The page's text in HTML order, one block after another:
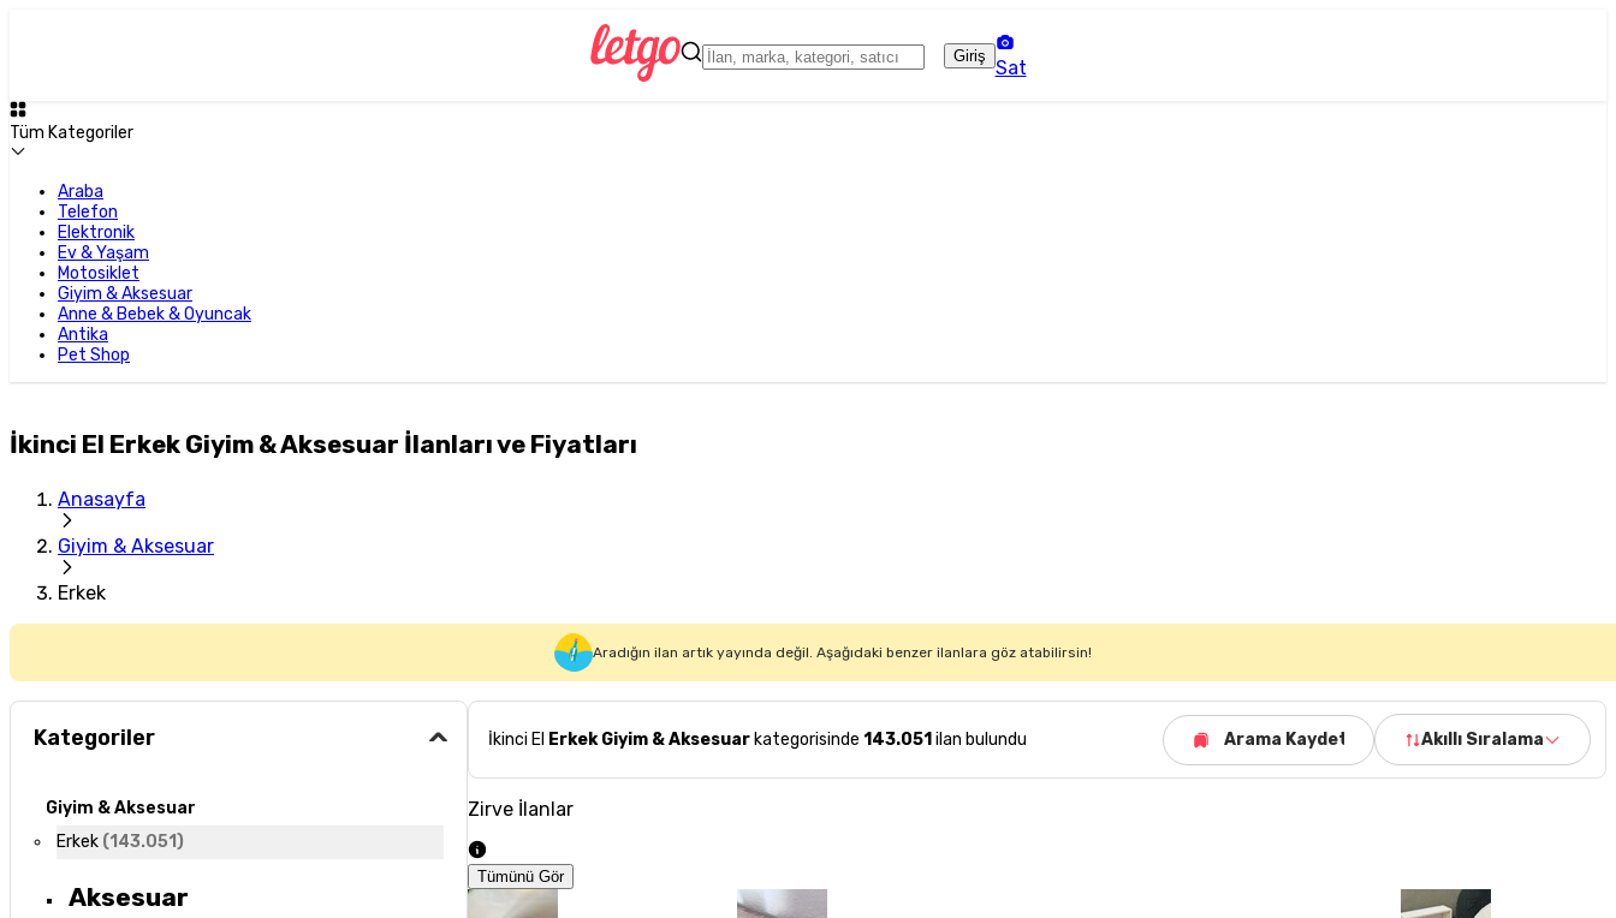
Giriş
Sat
Tüm Kategoriler
Araba
Telefon
Elektronik
Ev & Yaşam
Motosiklet
Giyim & Aksesuar
Anne & Bebek & Oyuncak
Antika
Pet Shop
İkinci El Erkek Giyim & Aksesuar İlanları ve Fiyatları
Anasayfa
Giyim & Aksesuar
Erkek
Aradığın ilan artık yayında değil. Aşağıdaki benzer ilanlara göz atabilirsin!
Kategoriler
Giyim & Aksesuar
Erkek (143.051)
Aksesuar
İkinci El Erkek Giyim & Aksesuar kategorisinde 143.051 ilan bulundu Arama Kaydet Akıllı Sıralama
Zirve İlanlar
Tümünü Gör